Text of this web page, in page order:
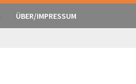
ÜBER/IMPRESSUM